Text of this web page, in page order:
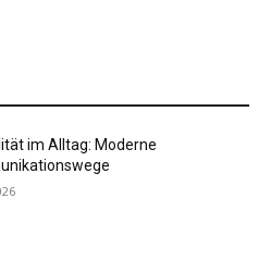
im Alltag: Moderne